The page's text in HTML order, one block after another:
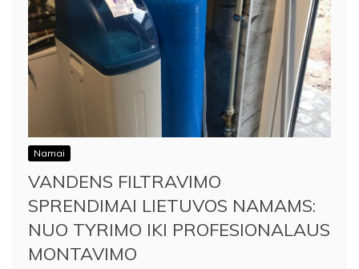
Namai
VANDENS FILTRAVIMO
SPRENDIMAI LIETUVOS NAMAMS:
NUO TYRIMO IKI PROFESIONALAUS
MONTAVIMO